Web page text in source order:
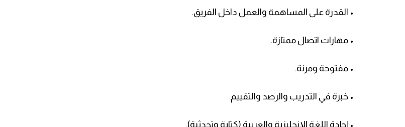
• القدرة على المساهمة والعمل داخل الفريق.
• مهارات اتصال ممتازة.
• مفتوحة ومرنة.
• خبرة في التدريب والرصد والتقييم.
• إجادة اللغة الإنجليزية والعربية (كتابة وتحدثية).